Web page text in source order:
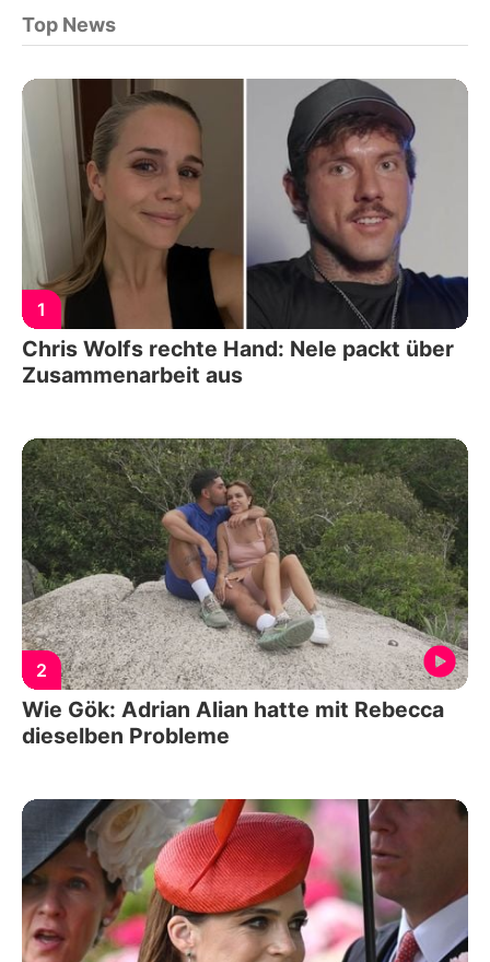
Top News
1
Chris Wolfs rechte Hand: Nele packt über
Zusammenarbeit aus
2
Wie Gök: Adrian Alian hatte mit Rebecca
dieselben Probleme